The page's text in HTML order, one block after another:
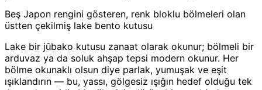
Beş Japon rengini gösteren, renk bloklu bölmeleri olan
üstten çekilmiş lake bento kutusu
Lake bir jūbako kutusu zanaat olarak okunur; bölmeli bir
arduvaz ya da soluk ahşap tepsi modern okunur. Her
bölme okunaklı olsun diye parlak, yumuşak ve eşit
ışıklandırın — bu, yassı, gölgesiz ışığın hedef olduğu tek